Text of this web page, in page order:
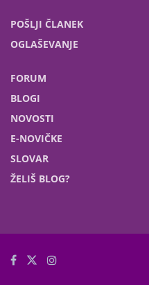
POŠLJI ČLANEK
OGLAŠEVANJE
FORUM
BLOGI
NOVOSTI
E-NOVIČKE
SLOVAR
ŽELIŠ BLOG?